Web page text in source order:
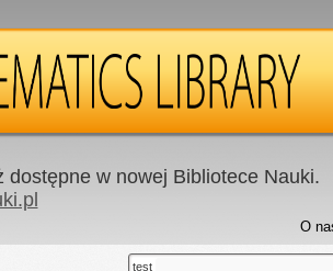
dostępne w nowej Bibliotece Nauki.
O
test